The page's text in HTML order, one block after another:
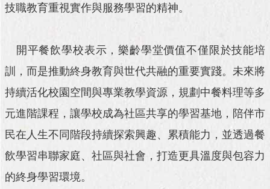
與
專
臺
北
旅
遊
政
網
站
資
技職教育重視實作與服務學習的精神。
開平餐飲學校表示，樂齡學堂價值不僅限於技能培
訓，而是推動終身教育與世代共融的重要實踐。未來將
持續活化校園空間與專業教學資源，規劃中餐料理等多
元進階課程，讓學校成為社區共享的學習基地，陪伴市
民在人生不同階段持續探索興趣、累積能力，並透過餐
飲學習串聯家庭、社區與社會，打造更具溫度與包容力
的終身學習環境。